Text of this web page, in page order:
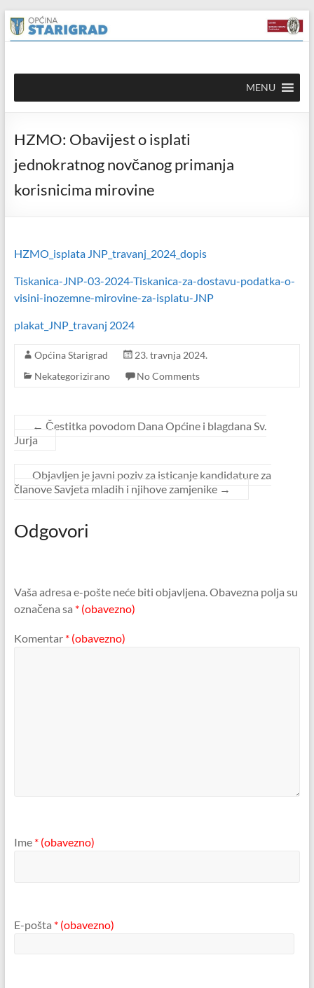
content
Skip
to
content
Općina
Starigrad
mrežna
stranica
MENU
HZMO: Obavijest o isplati
jednokratnog novčanog primanja
korisnicima mirovine
HZMO_isplata JNP_travanj_2024_dopis
Tiskanica-JNP-03-2024-Tiskanica-za-dostavu-podatka-o-
visini-inozemne-mirovine-za-isplatu-JNP
plakat_JNP_travanj 2024
Općina Starigrad
23. travnja 2024.
Nekategorizirano
No Comments
← Čestitka povodom Dana Općine i blagdana Sv.
Jurja
Objavljen je javni poziv za isticanje kandidature za
članove Savjeta mladih i njihove zamjenike →
Odgovori
Vaša adresa e-pošte neće biti objavljena.Obavezna polja su
označena sa * (obavezno)
Komentar * (obavezno)
Ime * (obavezno)
E-pošta * (obavezno)